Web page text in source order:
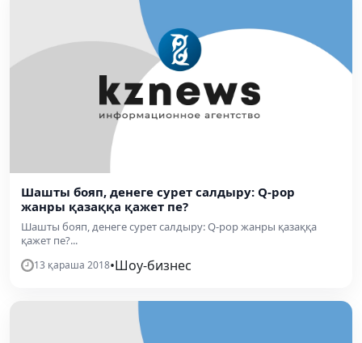
Шашты бояп, денеге сурет салдыру: Q-pop
жанры қазаққа қажет пе?
Шашты бояп, денеге сурет салдыру: Q-pop жанры қазаққа
қажет пе?...
13 қараша 2018•Шоу-бизнес